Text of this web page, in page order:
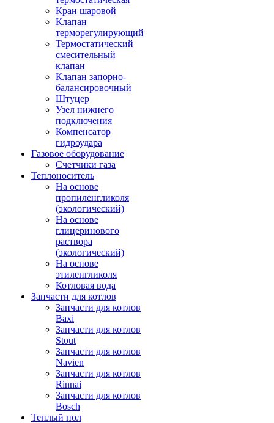
Кран шаровой
Клапан
терморегулирующий
Термостатический
смесительный
клапан
Клапан запорно-
балансировочный
Штуцер
Узел нижнего
подключения
Компенсатор
гидроудара
Газовое оборудование
Счетчики газа
Теплоноситель
На основе
пропиленгликоля
(экологический)
На основе
глицеринового
раствора
(экологический)
На основе
этиленгликоля
Котловая вода
Запчасти для котлов
Запчасти для котлов
Baxi
Запчасти для котлов
Stout
Запчасти для котлов
Navien
Запчасти для котлов
Rinnai
Запчасти для котлов
Bosch
Теплый пол